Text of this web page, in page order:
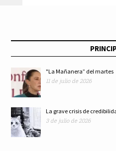
"La Mañanera” del martes
11 de julio de 2026
La grave crisis de
3 de julio de 2026